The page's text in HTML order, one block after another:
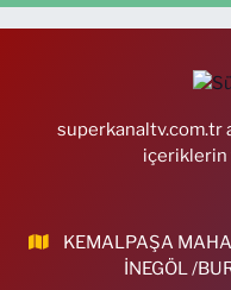
superkanaltv.com.tr
içeriklerin
KEMALPAŞA
İNEGÖL /